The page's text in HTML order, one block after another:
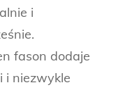
i
fason dodaje
i niezwykle